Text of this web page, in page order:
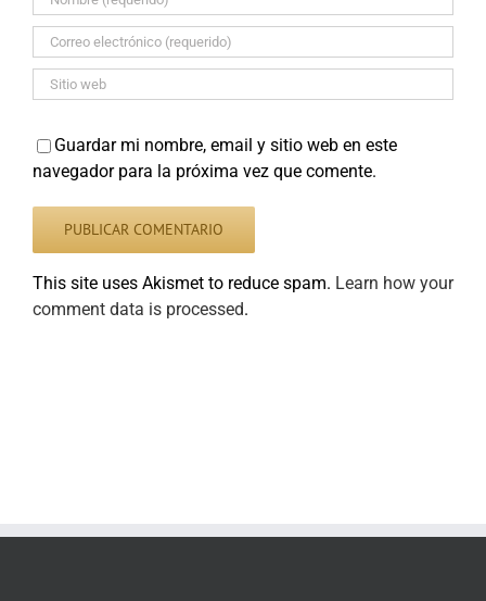
Guardar mi nombre, email y sitio web en este
navegador para la próxima vez que comente.
This site uses Akismet to reduce spam. Learn how your
comment data is processed.